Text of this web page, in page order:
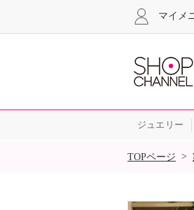
マイメ
ジュエリー
SALE
TOPページ >